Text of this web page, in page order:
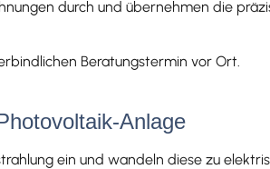
durch und übernehmen die
Beratungstermin vor Ort.
Anlage
ein und wandeln diese zu